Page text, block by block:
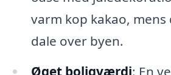
varm kop kakao, mens
dale over byen.
Øget boligværdi: En